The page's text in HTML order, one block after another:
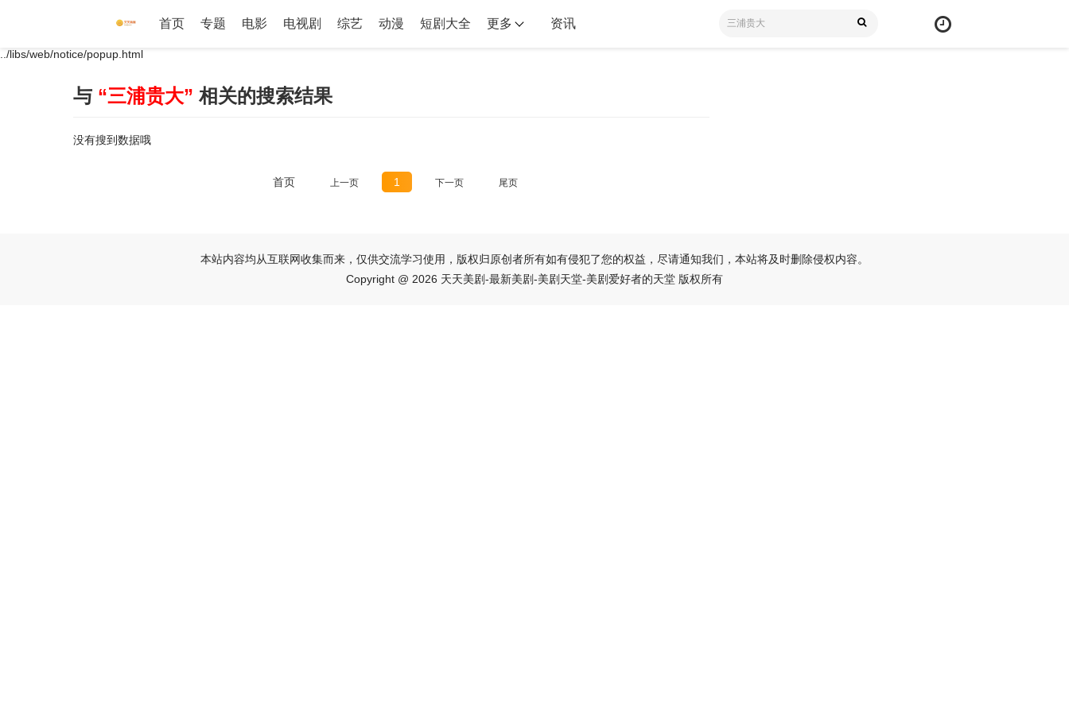
首页 专题 电影 电视剧 综艺 动漫 短剧大全 更多 资讯
../libs/web/notice/popup.html
与 “三浦贵大” 相关的搜索结果
没有搜到数据哦
首页 上一页 1 下一页 尾页
本站内容均从互联网收集而来，仅供交流学习使用，版权归原创者所有如有侵犯了您的权益，尽请通知我们，本站将及时删除侵权内容。
Copyright @ 2026 天天美剧-最新美剧-美剧天堂-美剧爱好者的天堂 版权所有